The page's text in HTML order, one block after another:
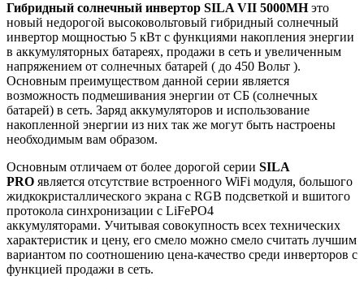
Гибридный солнечный инвертор SILA VII 5000MH это
новый недорогой высоковольтовый гибридный солнечный
инвертор мощностью 5 кВт с функциями накопления энергии
в аккумуляторных батареях, продажи в сеть и увеличенным
напряжением от солнечных батарей ( до 450 Вольт ).
Основным преимуществом данной серии является
возможность подмешивания энергии от СБ (солнечных
батарей) в сеть. Заряд аккумуляторов и использование
накопленной энергии из них так же могут быть настроены
необходимым вам образом.
Основным отличаем от более дорогой серии SILA
PRO является отсутствие встроенного WiFi модуля, большого
жидкокристаллического экрана с RGB подсветкой и вшитого
протокола синхронизации с LiFePO4
аккумуляторами. Учитывая совокупность всех технических
характеристик и цену, его смело можно смело считать лучшим
вариантом по соотношению цена-качество среди инверторов с
функцией продажи в сеть.